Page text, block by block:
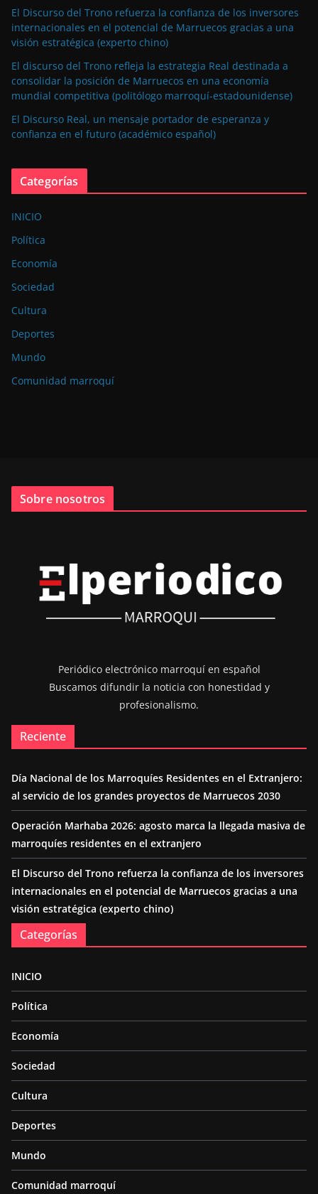
El Discurso del Trono refuerza la confianza de los inversores
internacionales en el potencial de Marruecos gracias a una
visión estratégica (experto chino)
El discurso del Trono refleja la estrategia Real destinada a
consolidar la posición de Marruecos en una economía
mundial competitiva (politólogo marroquí-estadounidense)
El Discurso Real, un mensaje portador de esperanza y
confianza en el futuro (académico español)
Categorías
INICIO
Política
Economía
Sociedad
Cultura
Deportes
Mundo
Comunidad marroquí
Sobre nosotros
Periódico electrónico marroquí en español
Buscamos difundir la noticia con honestidad y
profesionalismo.
Reciente
Día Nacional de los Marroquíes Residentes en el Extranjero:
al servicio de los grandes proyectos de Marruecos 2030
Operación Marhaba 2026: agosto marca la llegada masiva de
marroquíes residentes en el extranjero
El Discurso del Trono refuerza la confianza de los inversores
internacionales en el potencial de Marruecos gracias a una
visión estratégica (experto chino)
Categorías
INICIO
Política
Economía
Sociedad
Cultura
Deportes
Mundo
Comunidad marroquí